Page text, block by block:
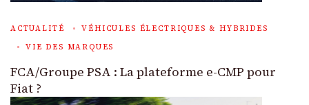
ACTUALITÉ
VÉHICULES ÉLECTRIQUES & HYBRIDES
VIE DES MARQUES
FCA/Groupe PSA : La plateforme e-CMP pour
Fiat ?